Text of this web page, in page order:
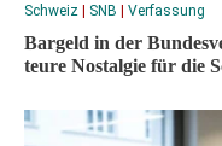
Schweiz | SNB | Verfassung
Bargeld in der
teure Nostalgie für die